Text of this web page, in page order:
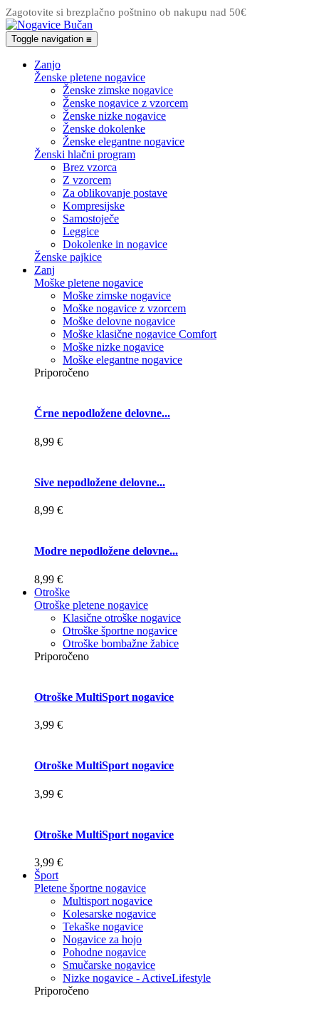
Zagotovite si brezplačno poštnino ob nakupu nad 50€
Toggle navigation ☰
Zanjo
Ženske pletene nogavice
Ženske zimske nogavice
Ženske nogavice z vzorcem
Ženske nizke nogavice
Ženske dokolenke
Ženske elegantne nogavice
Ženski hlačni program
Brez vzorca
Z vzorcem
Za oblikovanje postave
Kompresijske
Samostoječe
Leggice
Dokolenke in nogavice
Ženske pajkice
Zanj
Moške pletene nogavice
Moške zimske nogavice
Moške nogavice z vzorcem
Moške delovne nogavice
Moške klasične nogavice Comfort
Moške nizke nogavice
Moške elegantne nogavice
Priporočeno
Črne nepodložene delovne...
8,99 €
Sive nepodložene delovne...
8,99 €
Modre nepodložene delovne...
8,99 €
Otroške
Otroške pletene nogavice
Klasične otroške nogavice
Otroške športne nogavice
Otroške bombažne žabice
Priporočeno
Otroške MultiSport nogavice
3,99 €
Otroške MultiSport nogavice
3,99 €
Otroške MultiSport nogavice
3,99 €
Šport
Pletene športne nogavice
Multisport nogavice
Kolesarske nogavice
Tekaške nogavice
Nogavice za hojo
Pohodne nogavice
Smučarske nogavice
Nizke nogavice - ActiveLifestyle
Priporočeno